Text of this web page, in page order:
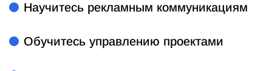
Научитесь рекламным коммуникациям
Обучитесь управлению проектами